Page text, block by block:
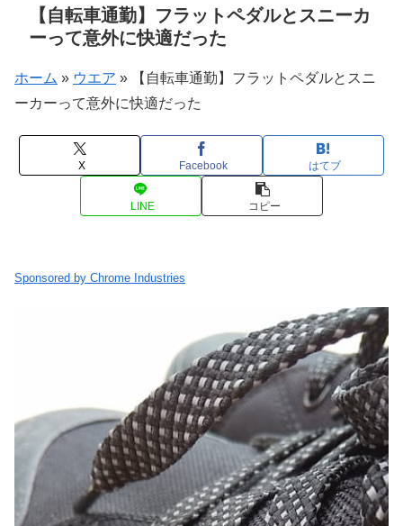
【自転車通勤】フラットペダルとスニーカ
ーって意外に快適だった
ホーム » ウエア » 【自転車通勤】フラットペダルとスニ
ーカーって意外に快適だった
X Facebook はてブ
LINE コピー
Sponsored by Chrome Industries